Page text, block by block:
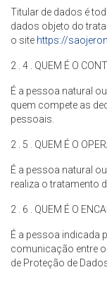
Titular de dados é
dados objeto do
o site https://
2 . 4 . QUEM É O
É a pessoa natural
quem compete as
pessoais.
2 . 5 . QUEM É O
É a pessoa natural
realiza o tratamento
2 . 6 . QUEM É O
É a pessoa indicada
comunicação entre
de Proteção de